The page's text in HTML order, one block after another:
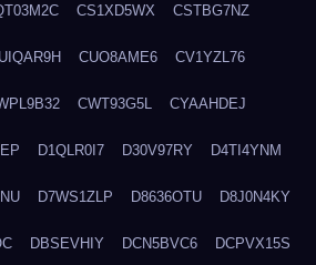
CS1XD5WX CSTBG7NZ
CUO8AME6 CV1YZL76
CWT93G5L CYAAHDEJ
D1QLR0I7 D30V97RY D4TI4YNM
D7WS1ZLP D8636OTU D8J0N4KY
DBSEVHIY DCN5BVC6 DCPVX15S